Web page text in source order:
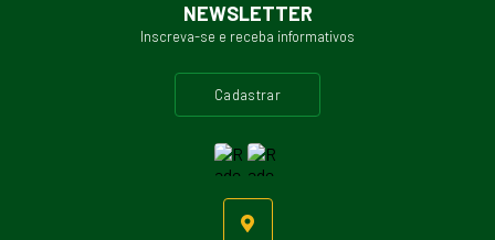
NEWSLETTER
Inscreva-se e receba informativos
cadastrar